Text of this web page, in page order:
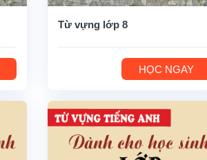
Từ vựng lớp 8
HỌC NGAY